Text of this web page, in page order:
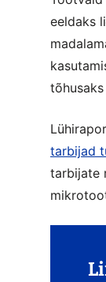
eeldaks
tarbijad
tarbijate